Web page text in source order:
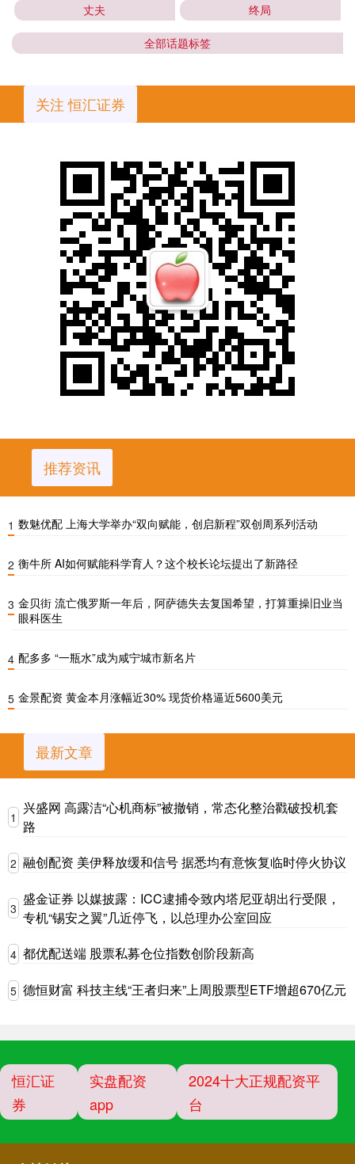
丈夫 终局
全部话题标签
关注 恒汇证券
推荐资讯
1 数魅优配 上海大学举办“双向赋能，创启新程”双创周系列活动
2 衡牛所 AI如何赋能科学育人？这个校长论坛提出了新路径
3 金贝街 流亡俄罗斯一年后，阿萨德失去复国希望，打算重操旧业当
眼科医生
4 配多多 “一瓶水”成为咸宁城市新名片
5 金景配资 黄金本月涨幅近30% 现货价格逼近5600美元
最新文章
1
兴盛网 高露洁“心机商标”被撤销，常态化整治戳破投机套
路
2 融创配资 美伊释放缓和信号 据悉均有意恢复临时停火协议
3
盛金证券 以媒披露：ICC逮捕令致内塔尼亚胡出行受限，
专机“锡安之翼”几近停飞，以总理办公室回应
4 都优配送端 股票私募仓位指数创阶段新高
5 德恒财富 科技主线“王者归来”上周股票型ETF增超670亿元
恒汇证
券
实盘配资
app
2024十大正规配资平
台